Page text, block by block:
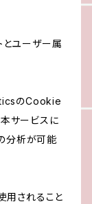
ユーザー属
のCookie
本サービスに
分析が可能
用されること